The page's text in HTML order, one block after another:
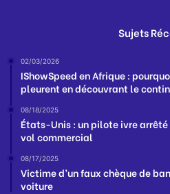
Sujets
02/03/2026
IShowSpeed en Afrique :
pleurent en découvrant le
08/18/2025
États-Unis : un pilote ivre
vol commercial
08/17/2025
Victime d’un faux chèque de
voiture